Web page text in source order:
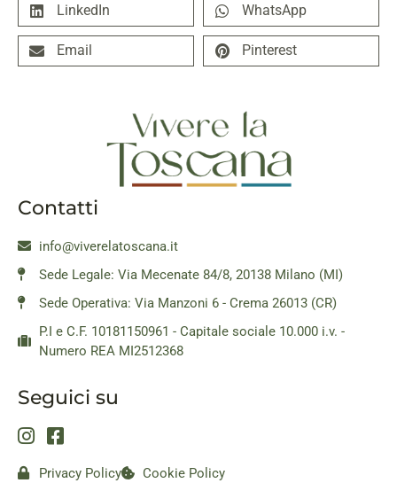
LinkedIn WhatsApp
Email Pinterest
Contatti
info@viverelatoscana.it
Sede Legale: Via Mecenate 84/8, 20138 Milano (MI)
Sede Operativa: Via Manzoni 6 - Crema 26013 (CR)
P.I e C.F. 10181150961 - Capitale sociale 10.000 i.v. -
Numero REA MI2512368
Seguici su
Privacy Policy Cookie Policy